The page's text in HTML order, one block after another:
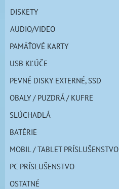
DISKETY
AUDIO/VIDEO
PAMÄŤOVÉ KARTY
USB KĽÚČE
PEVNÉ DISKY EXTERNÉ, SSD
OBALY / PUZDRÁ / KUFRE
SLÚCHADLÁ
BATÉRIE
MOBIL / TABLET PRÍSLUŠENSTVO
PC PRÍSLUŠENSTVO
OSTATNÉ